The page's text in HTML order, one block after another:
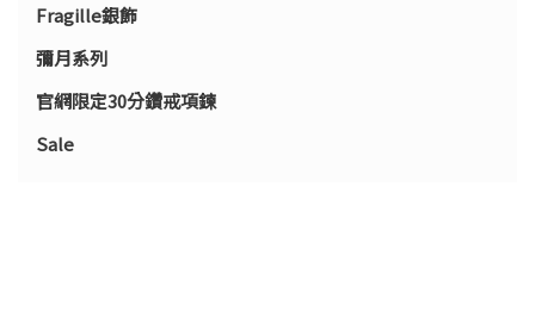
Fragille銀飾
彌月系列
官網限定30分鑽戒項鍊
Sale